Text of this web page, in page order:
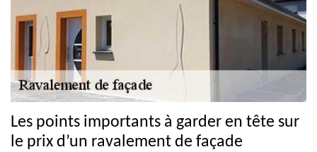
Les points importants à garder en tête sur
le prix d’un ravalement de façade